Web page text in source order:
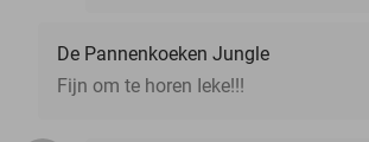
De Pannenkoeken Jungle
Fijn om te horen Ieke!!!